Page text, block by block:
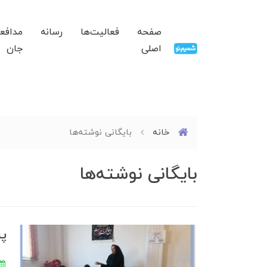
صفحه
اصلی
فعالیت‌ها رسانه
جان
خانه بایگانی نوشته‌ها
بایگانی نوشته‌ها